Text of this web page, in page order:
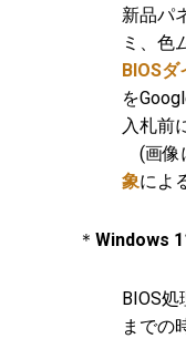
新品パ
ミ、色
BIOS
を
入札前
(画像
象によ
＊ Windows
BIOS
までの